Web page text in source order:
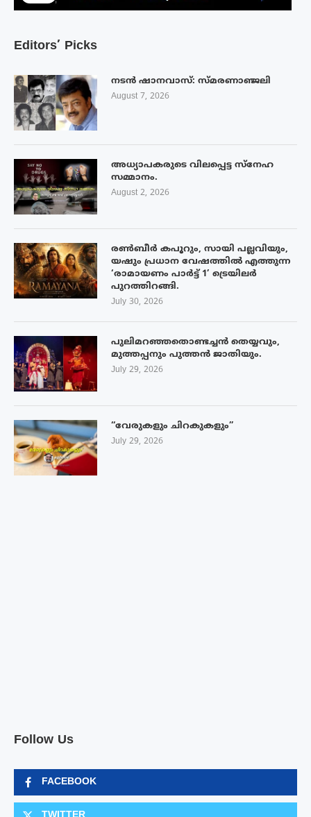
Editors’ Picks
നടൻ ഷാനവാസ്: സ്മരണാഞ്ജലി
August 7, 2026
അധ്യാപകരുടെ വിലപ്പെട്ട സ്നേഹ
സമ്മാനം.
August 2, 2026
രൺബീർ കപൂറും, സായി പല്ലവിയും,
യഷും പ്രധാന വേഷത്തിൽ എത്തുന്ന
‘രാമായണം പാർട്ട് 1’ ട്രെയിലർ
പുറത്തിറങ്ങി.
July 30, 2026
പുലിമറഞ്ഞതൊണ്ടച്ചൻ തെയ്യവും,
മുത്തപ്പനും പുത്തൻ ജാതിയും.
July 29, 2026
“വേരുകളും ചിറകുകളും”
July 29, 2026
Follow Us
FACEBOOK